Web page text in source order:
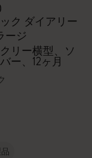
ク ダイアリー
ージ
リー横型、ソ
ー、12ヶ月